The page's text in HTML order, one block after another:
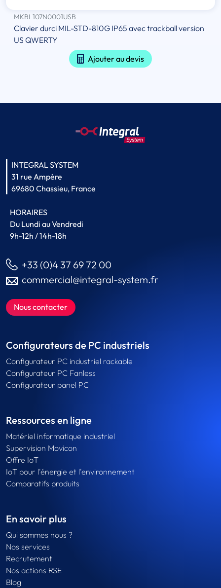
MKBL107N0001USB
Clavier durci MIL-STD-810G IP65 avec trackball version
US QWERTY
Ajouter au devis
INTEGRAL SYSTEM
31 rue Ampère
69680 Chassieu, France
HORAIRES
Du Lundi au Vendredi
9h-12h / 14h-18h
+33 (0)4 37 69 72 00
commercial@integral-system.fr
Nous contacter
Configurateurs de PC industriels
Configurateur PC industriel rackable
Configurateur PC Fanless
Configurateur panel PC
Ressources en ligne
Matériel informatique industriel
Supervision Movicon
Offre IoT
IoT pour l'énergie et l'environnement
Comparatifs produits
En savoir plus
Qui sommes nous ?
Nos services
Recrutement
Nos actions RSE
Blog